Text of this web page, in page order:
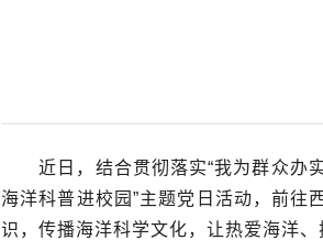
近日，结合贯彻落实“我为群众办
海洋科普进校园”主题党日活动，前往
识，传播海洋科学文化，让热爱海洋